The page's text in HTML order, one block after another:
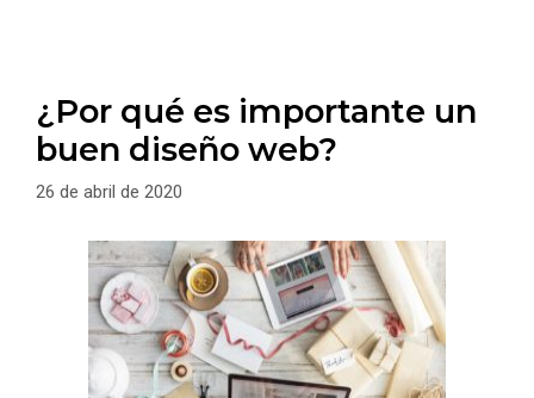
¿Por qué es importante un
buen diseño web?
26 de abril de 2020